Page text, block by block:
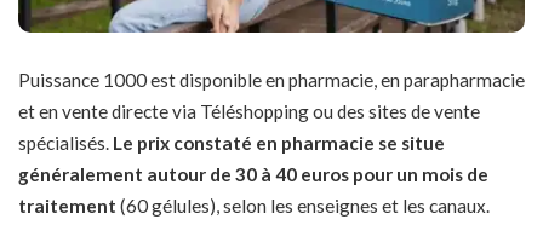
Puissance 1000 est disponible en pharmacie, en parapharmacie
et en vente directe via Téléshopping ou des sites de vente
spécialisés. Le prix constaté en pharmacie se situe
généralement autour de 30 à 40 euros pour un mois de
traitement (60 gélules), selon les enseignes et les canaux.